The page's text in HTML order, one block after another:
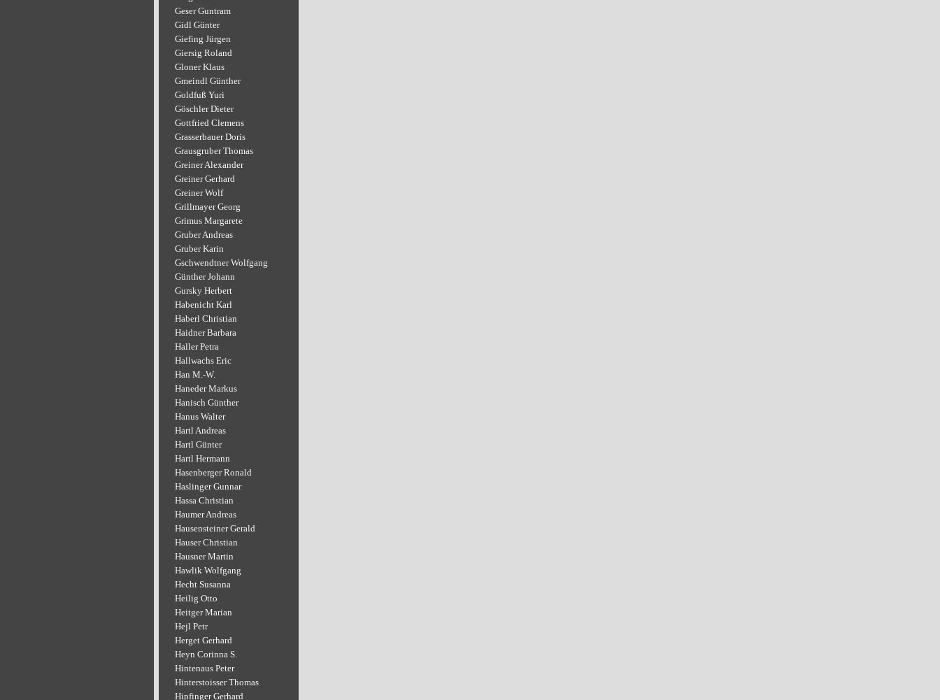
Geser Guntram
Gidl Günter
Giefing Jürgen
Giersig Roland
Gloner Klaus
Gmeindl Günther
Goldfuß Yuri
Göschler Dieter
Gottfried Clemens
Grasserbauer Doris
Grausgruber Thomas
Greiner Alexander
Greiner Gerhard
Greiner Wolf
Grillmayer Georg
Grimus Margarete
Gruber Andreas
Gruber Karin
Gschwendtner Wolfgang
Günther Johann
Gursky Herbert
Habenicht Karl
Haberl Christian
Haidner Barbara
Haller Petra
Hallwachs Eric
Han M.-W.
Haneder Markus
Hanisch Günther
Hanus Walter
Hartl Andreas
Hartl Günter
Hartl Hermann
Hasenberger Ronald
Haslinger Gunnar
Hassa Christian
Haumer Andreas
Hausensteiner Gerald
Hauser Christian
Hausner Martin
Hawlik Wolfgang
Hecht Susanna
Heilig Otto
Heitger Marian
Hejl Petr
Herget Gerhard
Heyn Corinna S.
Hintenaus Peter
Hinterstoisser Thomas
Hipfinger Gerhard